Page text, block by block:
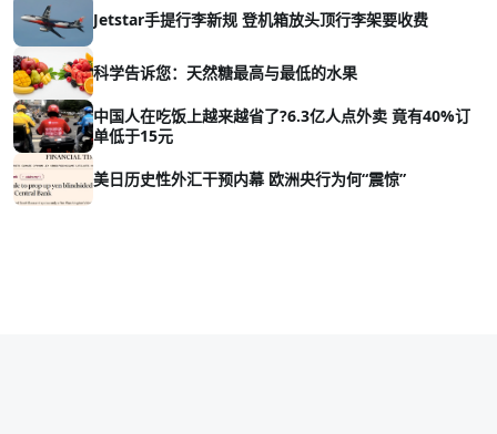
Jetstar手提行李新规 登机箱放头顶行李架要收费
科学告诉您：天然糖最高与最低的水果
中国人在吃饭上越来越省了?6.3亿人点外卖 竟有40%订
单低于15元
美日历史性外汇干预内幕 欧洲央行为何“震惊”